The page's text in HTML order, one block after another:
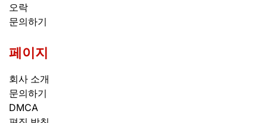
오락
문의하기
페이지
회사 소개
문의하기
DMCA